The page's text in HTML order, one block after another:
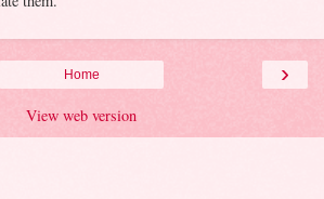
›
Home
View web version